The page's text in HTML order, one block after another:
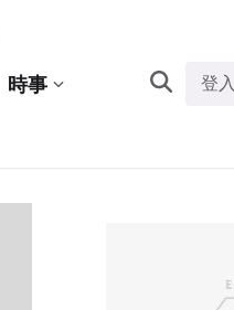
時事 登入